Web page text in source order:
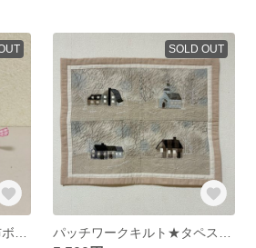
SOLD OUT